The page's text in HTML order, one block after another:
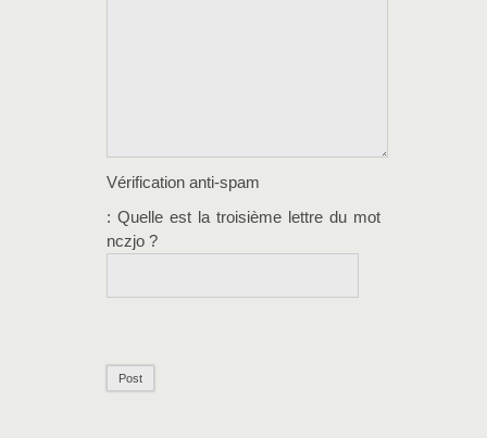
Vérification anti-spam
: Quelle est la troisième lettre du mot
nczjo ?